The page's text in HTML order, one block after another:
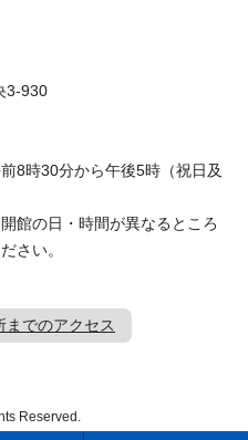
3-930
8時30分から午後5時（祝日及
館の日・時間が異なるところ
さい。
までのアクセス
Reserved.